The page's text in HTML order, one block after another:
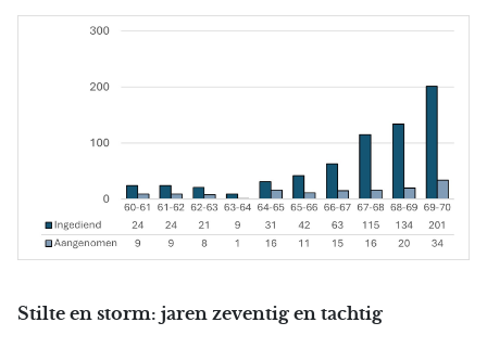
Stilte en storm: jaren zeventig en tachtig